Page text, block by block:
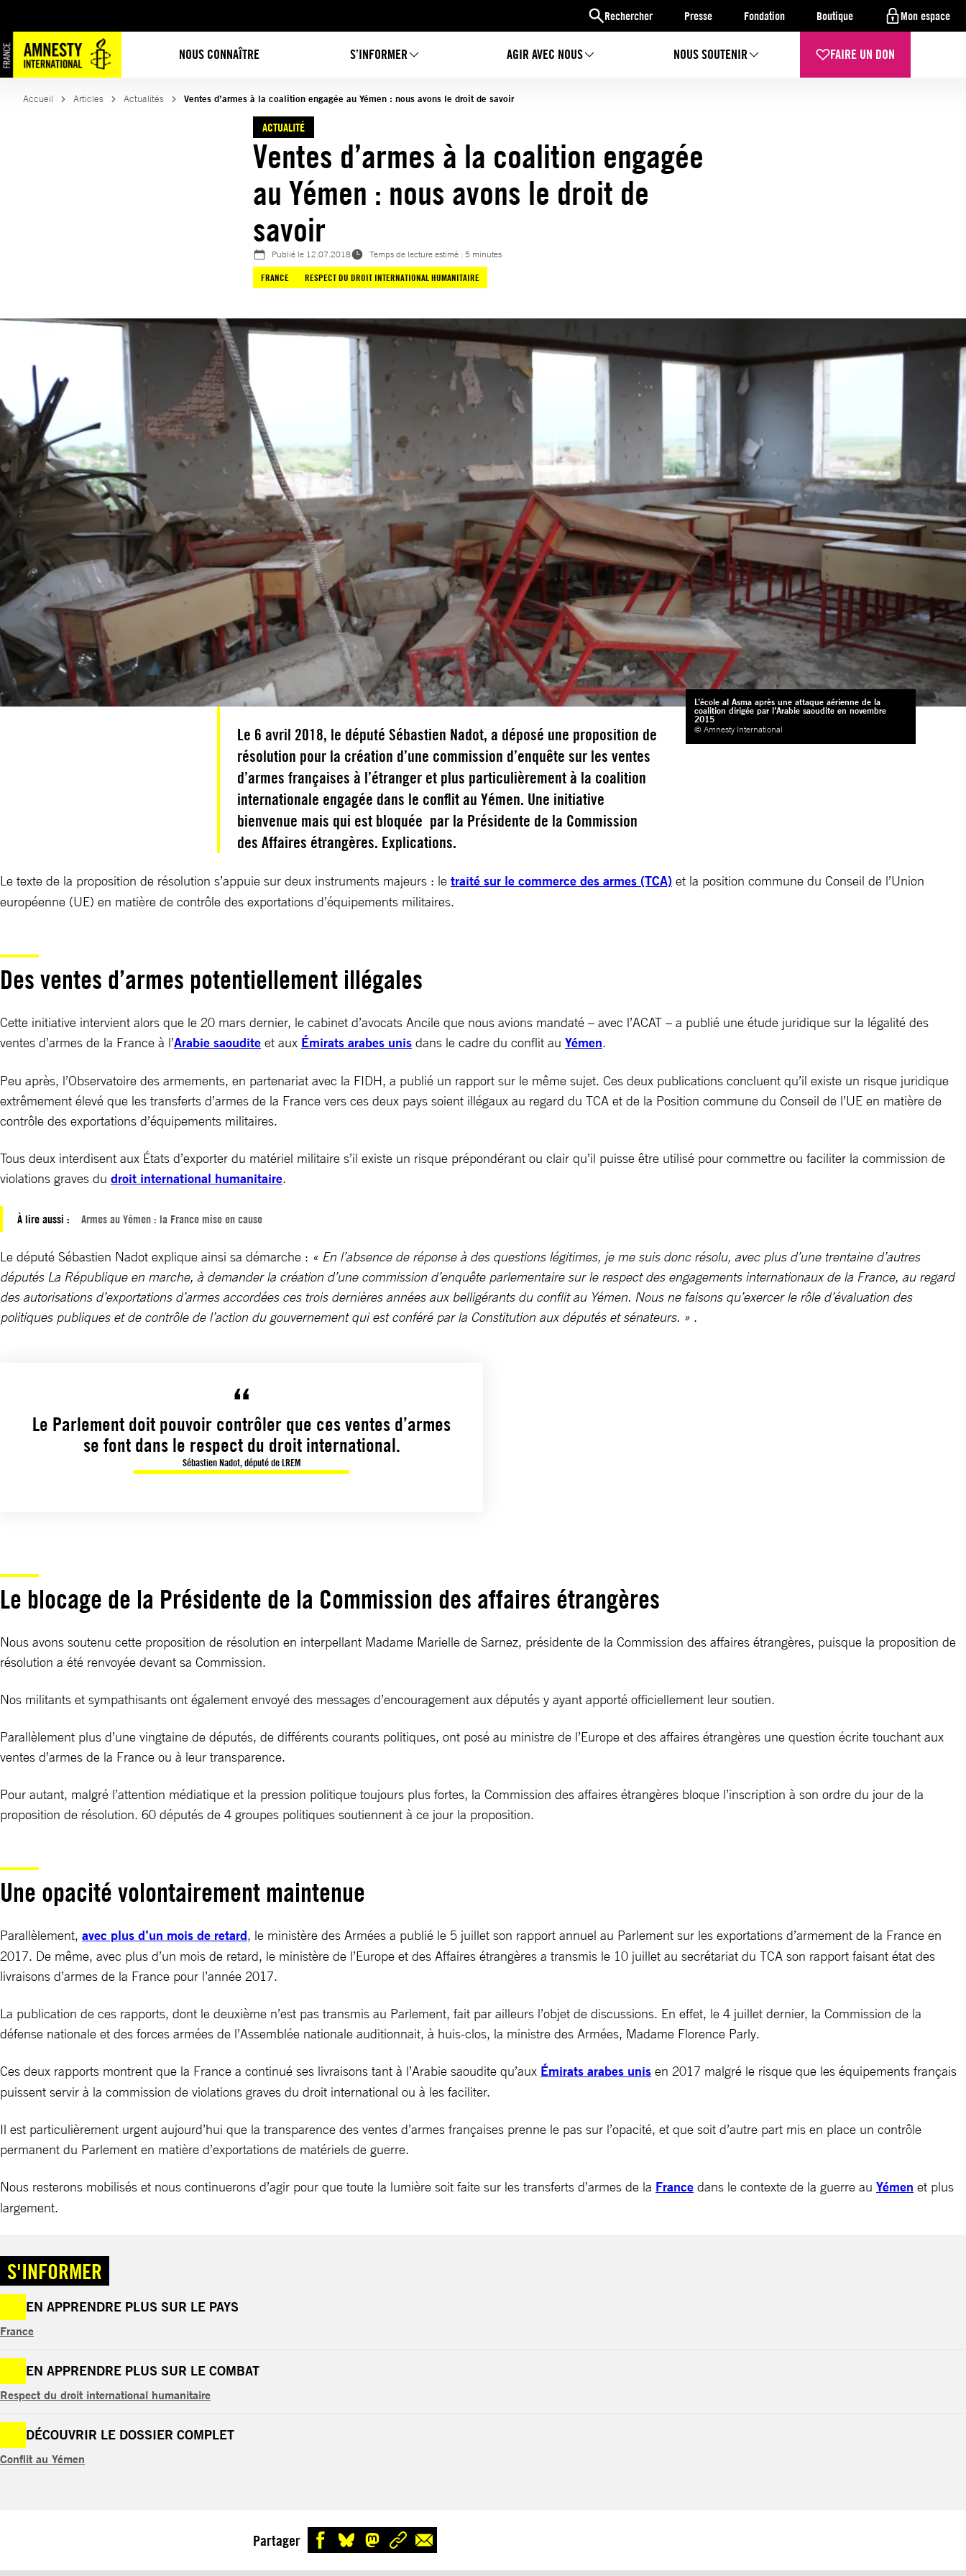
Rechercher Presse Fondation Boutique Mon espace
NOUS CONNAÎTRE S’INFORMER AGIR AVEC NOUS NOUS SOUTENIR FAIRE UN DON
au
contenu
Accueil Articles Actualités Ventes d’armes à la coalition engagée au Yémen : nous avons le droit de savoir
ACTUALITÉ
Ventes d’armes à la coalition engagée
au Yémen : nous avons le droit de
savoir
Publié le 12.07.2018
Temps de lecture estimé : 5 minutes
FRANCE
RESPECT DU DROIT INTERNATIONAL HUMANITAIRE
L’école al Asma après une attaque aérienne de la
coalition dirigée par l’Arabie saoudite en novembre
2015
© Amnesty International
Le 6 avril 2018, le député Sébastien Nadot, a déposé une proposition de
résolution pour la création d’une commission d’enquête sur les ventes
d’armes françaises à l’étranger et plus particulièrement à la coalition
internationale engagée dans le conflit au Yémen. Une initiative
bienvenue mais qui est bloquée par la Présidente de la Commission
des Affaires étrangères. Explications.
Le texte de la proposition de résolution s’appuie sur deux instruments majeurs : le traité sur le commerce des armes (TCA) et la position commune du Conseil de l’Union
européenne (UE) en matière de contrôle des exportations d’équipements militaires.
Des ventes d’armes potentiellement illégales
Cette initiative intervient alors que le 20 mars dernier, le cabinet d’avocats Ancile que nous avions mandaté – avec l’ACAT – a publié une étude juridique sur la légalité des
ventes d’armes de la France à l’Arabie saoudite et aux Émirats arabes unis dans le cadre du conflit au Yémen.
Peu après, l’Observatoire des armements, en partenariat avec la FIDH, a publié un rapport sur le même sujet. Ces deux publications concluent qu’il existe un risque juridique
extrêmement élevé que les transferts d’armes de la France vers ces deux pays soient illégaux au regard du TCA et de la Position commune du Conseil de l’UE en matière de
contrôle des exportations d’équipements militaires.
Tous deux interdisent aux États d’exporter du matériel militaire s’il existe un risque prépondérant ou clair qu’il puisse être utilisé pour commettre ou faciliter la commission de
violations graves du droit international humanitaire.
À lire aussi : Armes au Yémen : la France mise en cause
Le député Sébastien Nadot explique ainsi sa démarche : « En l’absence de réponse à des questions légitimes, je me suis donc résolu, avec plus d’une trentaine d’autres
députés La République en marche, à demander la création d’une commission d’enquête parlementaire sur le respect des engagements internationaux de la France, au regard
des autorisations d’exportations d’armes accordées ces trois dernières années aux belligérants du conflit au Yémen. Nous ne faisons qu’exercer le rôle d’évaluation des
politiques publiques et de contrôle de l’action du gouvernement qui est conféré par la Constitution aux députés et sénateurs. » .
Le Parlement doit pouvoir contrôler que ces ventes d’armes
se font dans le respect du droit international.
Sébastien Nadot, député de LREM
Le blocage de la Présidente de la Commission des affaires étrangères
Nous avons soutenu cette proposition de résolution en interpellant Madame Marielle de Sarnez, présidente de la Commission des affaires étrangères, puisque la proposition de
résolution a été renvoyée devant sa Commission.
Nos militants et sympathisants ont également envoyé des messages d’encouragement aux députés y ayant apporté officiellement leur soutien.
Parallèlement plus d’une vingtaine de députés, de différents courants politiques, ont posé au ministre de l’Europe et des affaires étrangères une question écrite touchant aux
ventes d’armes de la France ou à leur transparence.
Pour autant, malgré l’attention médiatique et la pression politique toujours plus fortes, la Commission des affaires étrangères bloque l’inscription à son ordre du jour de la
proposition de résolution. 60 députés de 4 groupes politiques soutiennent à ce jour la proposition.
Une opacité volontairement maintenue
Parallèlement, avec plus d’un mois de retard, le ministère des Armées a publié le 5 juillet son rapport annuel au Parlement sur les exportations d’armement de la France en
2017. De même, avec plus d’un mois de retard, le ministère de l’Europe et des Affaires étrangères a transmis le 10 juillet au secrétariat du TCA son rapport faisant état des
livraisons d’armes de la France pour l’année 2017.
La publication de ces rapports, dont le deuxième n’est pas transmis au Parlement, fait par ailleurs l’objet de discussions. En effet, le 4 juillet dernier, la Commission de la
défense nationale et des forces armées de l’Assemblée nationale auditionnait, à huis-clos, la ministre des Armées, Madame Florence Parly.
Ces deux rapports montrent que la France a continué ses livraisons tant à l’Arabie saoudite qu’aux Émirats arabes unis en 2017 malgré le risque que les équipements français
puissent servir à la commission de violations graves du droit international ou à les faciliter.
Il est particulièrement urgent aujourd’hui que la transparence des ventes d’armes françaises prenne le pas sur l’opacité, et que soit d’autre part mis en place un contrôle
permanent du Parlement en matière d’exportations de matériels de guerre.
Nous resterons mobilisés et nous continuerons d’agir pour que toute la lumière soit faite sur les transferts d’armes de la France dans le contexte de la guerre au Yémen et plus
largement.
S'INFORMER
EN APPRENDRE PLUS SUR LE PAYS
France
EN APPRENDRE PLUS SUR LE COMBAT
Respect du droit international humanitaire
DÉCOUVRIR LE DOSSIER COMPLET
Conflit au Yémen
Partager